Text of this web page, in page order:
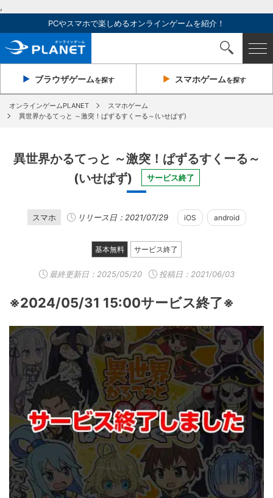
,
PCやスマホで楽しめるオンラインゲームを紹介！
ブラウザゲームを探す スマホゲームを探す
オンラインゲームPLANET
スマホゲーム
異世界かるてっと ～激突！ぱずるすくーる～(いせぱず)
異世界かるてっと ～激突！ぱずるすくーる～
(いせぱず)
サービス終了
スマホ リリース日：2021/07/29 iOS android
基本無料 サービス終了
最終更新日： 2025/05/20 投稿日：2021/06/03
※2024/05/31 15:00サービス終了※